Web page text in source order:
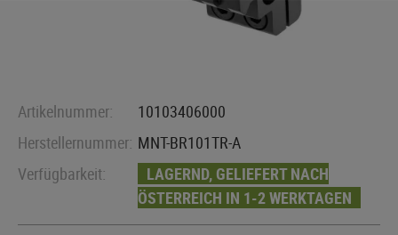
Artikelnummer:
10103406000
Herstellernummer: MNT-BR101TR-A
Verfügbarkeit:
LAGERND, GELIEFERT NACH
ÖSTERREICH IN 1-2 WERKTAGEN